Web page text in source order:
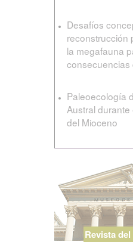
Desafíos
reconstrucción
la megafauna
consecuencias
Paleoecología
Austral
del Mioceno
Revista